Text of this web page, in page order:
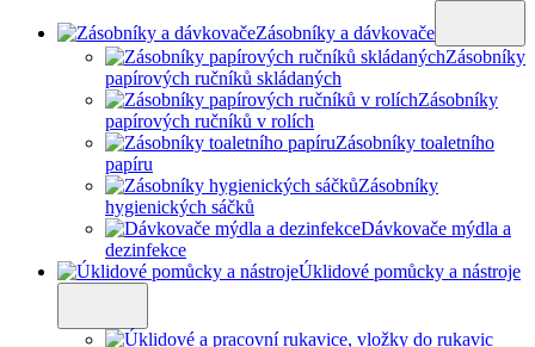
Zásobníky a dávkovače
Zásobníky
papírových ručníků skládaných
Zásobníky
papírových ručníků v rolích
Zásobníky toaletního
papíru
Zásobníky
hygienických sáčků
Dávkovače mýdla a
dezinfekce
Úklidové pomůcky a nástroje